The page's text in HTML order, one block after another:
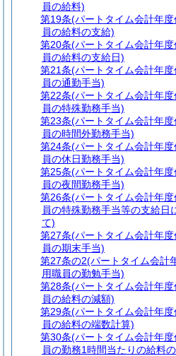
員の給料)
第19条(パートタイム会計年
員の給料の支給)
第20条(パートタイム会計年
員の給料の支給日)
第21条(パートタイム会計年
員の通勤手当)
第22条(パートタイム会計年
員の特殊勤務手当)
第23条(パートタイム会計年
員の時間外勤務手当)
第24条(パートタイム会計年
員の休日勤務手当)
第25条(パートタイム会計年
員の夜間勤務手当)
第26条(パートタイム会計年
員の特殊勤務手当等の支給日
て)
第27条(パートタイム会計年
員の期末手当)
第27条の2(パートタイム会計
用職員の勤勉手当)
第28条(パートタイム会計年
員の給料の減額)
第29条(パートタイム会計年
員の給料の端数計算)
第30条(パートタイム会計年
員の勤務1時間当たりの給料